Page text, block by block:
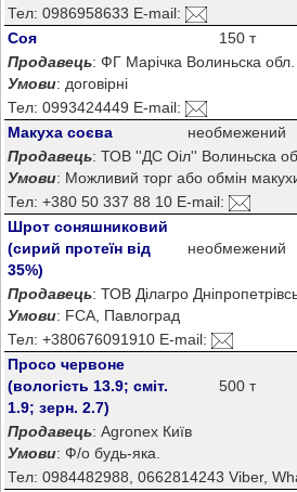
Тел: 0986958633 E-mail:
Соя
150 т
Продавець: ФГ Марічка Волиньска обл.
Умови: договірні
Тел: 0993424449 E-mail:
Макуха соєва
необмежений
Продавець: ТОВ ''ДС Оіл'' Волиньска
Умови: Можливий торг або обмін макухи
Тел: +380 50 337 88 10 E-mail:
Шрот соняшниковий
(сирий протеїн від
35%)
необмежений
Продавець: ТОВ Ділагро
Умови: FCA, Павлоград
Тел: +380676091910 E-mail:
Просо червоне
(вологість 13.9; сміт.
1.9; зерн. 2.7)
500 т
Продавець: Agronex Київ
Умови: Ф/о будь-яка.
Тел: 0984482988, 0662814243 Viber,